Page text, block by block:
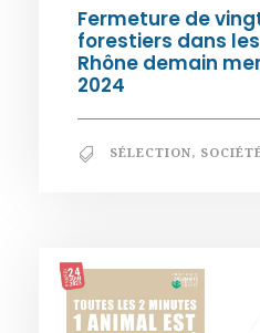
Fermeture de
forestiers dans
Rhône demain
2024
SÉLECTION,